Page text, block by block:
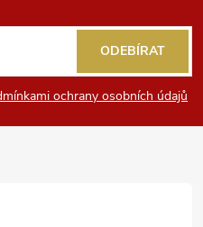
ochrany osobních údajů
ODEBÍRAT